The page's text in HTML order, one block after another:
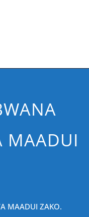
MAADUI
MAADUI ZAKO.